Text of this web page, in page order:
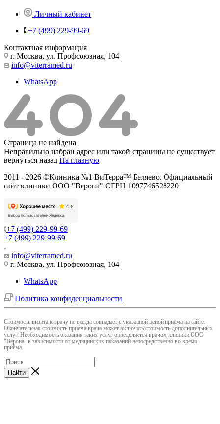
Личный кабинет
+7 (499) 229-99-69
Контактная информация
г. Москва, ул. Профсоюзная, 104
info@viterramed.ru
WhatsApp
Страница не найдена
Неправильно набран адрес или такой страницы не существует
вернуться назад На главную
2011 - 2026 ©Клиника №1 ВиТерра™ Беляево. Официальный
сайт клиники ООО "Верона" ОГРН 1097746528220
+7 (499) 229-99-69
+7 (499) 229-99-69
info@viterramed.ru
г. Москва, ул. Профсоюзная, 104
WhatsApp
Политика конфиденциальности
Cтоимость визита к врачу не всегда совпадает с указанной ценой приёма на сайте.
Окончательная стоимость приема врача может включать стоимость дополнительных
услуг. Необходимость оказания таких услуг определяется врачом клиники ООО
"Верона" в зависимости от медицинских показаний непосредственно во время
приёма.
Найти